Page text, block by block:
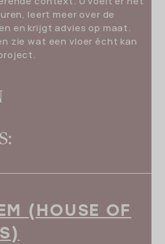
leert meer over de
en krijgt advies op maat.
zie wat een vloer écht kan
(HOUSE OF